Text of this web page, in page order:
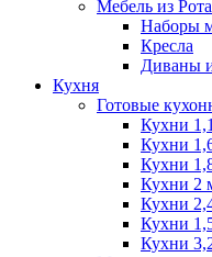
Мебель из
Наборы
Кресла
Диваны
Кухня
Готовые
Кухни
Кухни
Кухни
Кухни 2
Кухни
Кухни
Кухни